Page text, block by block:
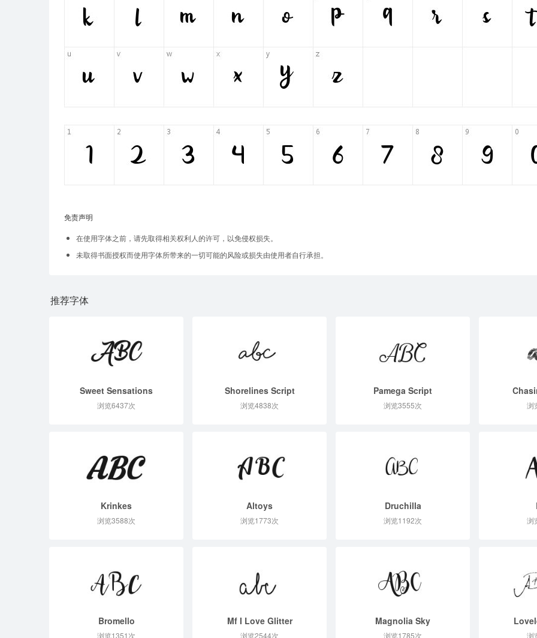
免责声明
在使用字体之前，请先取得相关权利人的许可，以免侵权损失。
未取得书面授权而使用字体所带来的一切可能的风险或损失由使用者自行承担。
推荐字体
Sweet Sensations
浏览6437次
Shorelines Script
浏览4838次
Pamega Script
浏览3555次 浏
Krinkes
浏览3588次
Altoys
浏览1773次
Druchilla
浏览1192次 浏
Bromello
浏览1351次
Mf I Love Glitter
浏览2544次
Magnolia Sky
浏览1785次 浏